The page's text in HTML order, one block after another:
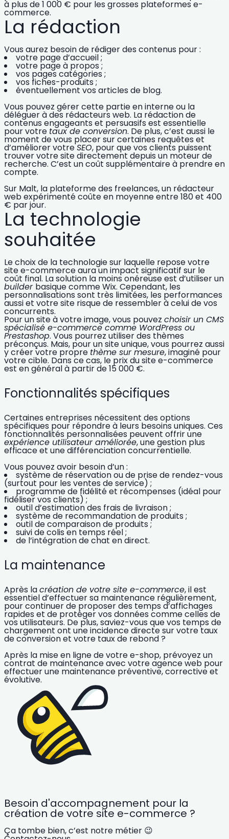
à plus de 1 000 € pour les grosses plateformes e-
commerce.
La rédaction
Vous aurez besoin de rédiger des contenus pour :
votre page d’accueil ;
votre page à propos ;
vos pages catégories ;
vos fiches-produits ;
éventuellement vos articles de blog.
Vous pouvez gérer cette partie en interne ou la
déléguer à des rédacteurs web. La rédaction de
contenus engageants et persuasifs est essentielle
pour votre taux de conversion. De plus, c’est aussi le
moment de vous placer sur certaines requêtes et
d’améliorer votreSEO, pour que vos clients puissent
trouver votre site directement depuis un moteur de
recherche. C’est un coût supplémentaire à prendre en
compte.
Sur Malt, la plateforme des freelances, un rédacteur
web expérimenté coûte en moyenne entre 180 et 400
€ par jour.
La technologie
souhaitée
Le choix de la technologie sur laquelle repose votre
site e-commerce aura un impact significatif sur le
coût final. La solution la moins onéreuse est d’utiliser un
builder basique comme Wix. Cependant, les
personnalisations sont très limitées, les performances
aussi et votre site risque de ressembler à celui de vos
concurrents.
Pour un site à votre image, vous pouvez choisir un CMS
spécialisé e-commerce comme WordPress ou
Prestashop. Vous pourrez utiliser des thèmes
préconçus. Mais, pour un site unique, vous pourrez aussi
y créer votre propre thème sur mesure, imaginé pour
votrecible. Dans ce cas, le prix du site e-commerce
est en général à partir de 15 000 €.
Fonctionnalités spécifiques
Certaines entreprises nécessitent des options
spécifiques pour répondre à leurs besoins uniques. Ces
fonctionnalités personnalisées peuvent offrir une
expérience utilisateur améliorée, une gestion plus
efficace et une différenciation concurrentielle.
Vous pouvez avoir besoin d’un :
système de réservation ou de prise de rendez-vous
(surtout pour les ventes de service) ;
programme de fidélité et récompenses (idéal pour
fidéliser vos clients) ;
outil d’estimation des frais de livraison ;
système de recommandation de produits ;
outil de comparaison de produits ;
suivi de colis en temps réel ;
de l’intégration de chat en direct.
La maintenance
Après lacréation de votre site e-commerce, il est
essentiel d’effectuer sa maintenance régulièrement,
pour continuer de proposer des temps d’affichages
rapides et de protéger vos données comme celles de
vos utilisateurs. De plus, saviez-vous que vos temps de
chargement ont une incidence directe sur votre taux
de conversion et votre taux de rebond ?
Après la mise en ligne de votre e-shop, prévoyez un
contrat de maintenanceavec votre agence web pour
effectuer une maintenance préventive, corrective et
évolutive.
Besoin d'accompagnement pour la
création de votre site e-commerce ?
Ça tombe bien, c’est notre métier 😉